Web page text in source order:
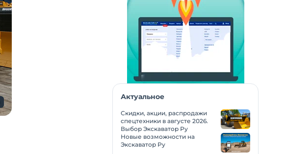
Актуальное
Скидки, акции, распродажи
спецтехники в августе 2026.
Выбор Экскаватор Ру
Новые возможности на
Экскаватор Ру